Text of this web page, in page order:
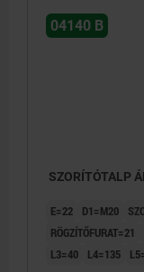
04140 B
SZORÍTÓTALP
E=22 D1=M20
RÖGZÍTŐFURAT=21
L3=40
L4=135